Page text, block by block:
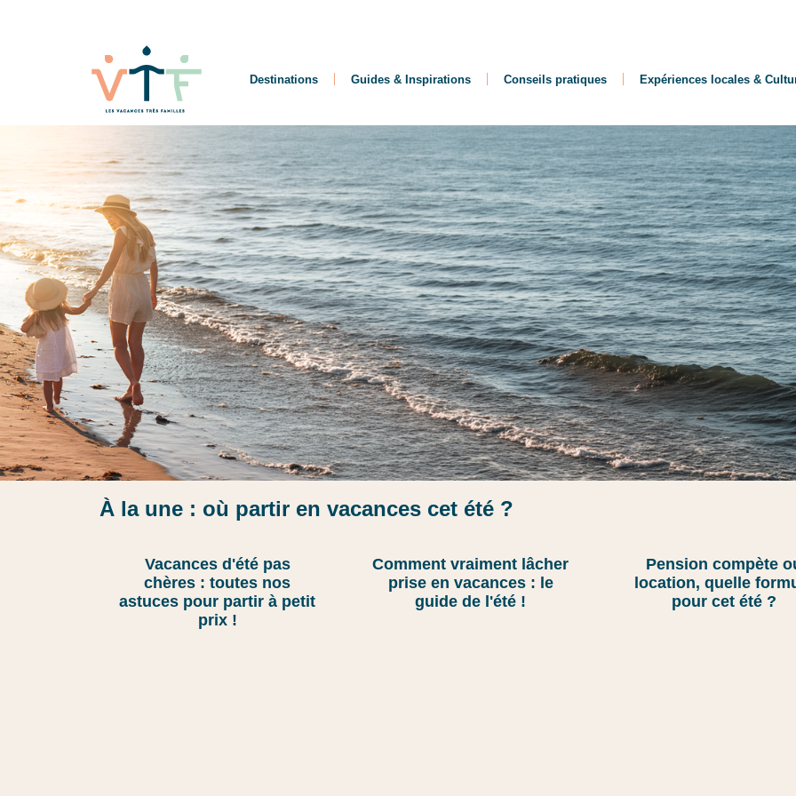
Destinations Guides & Inspirations Conseils pratiques Expériences locales &
Le Guide des Vacances en
Conseils, Budget et
À la une : où partir en vacances cet été ?
Vacances d'été pas
chères : toutes nos
astuces pour partir à petit
prix !
Comment vraiment lâcher
prise en vacances : le
guide de l'été !
Pension compète
location, quelle
pour cet été ?